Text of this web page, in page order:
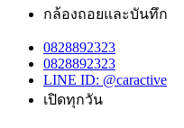
กล้องถอยและบันทึก
0828892323
0828892323
LINE ID: @caractive
เปิดทุกวัน